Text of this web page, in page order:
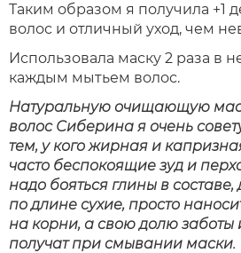
Таким образом я получила +1
волос и отличный уход, чем
Использовала маску 2 раза в
каждым мытьем волос.
Натуральную очищающую
волос Сиберина я очень
тем, у кого жирная и
часто беспокоящие зуд и
надо бояться глины в
по длине сухие, просто
на корни, а свою долю заботы
получат при смывании маски.